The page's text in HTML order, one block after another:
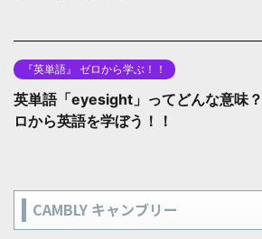
『英単語』 ゼロから学ぶ！！
英単語「eyesight」ってどんな意味
ロから英語を学ぼう！！
CAMBLY キャンブリー